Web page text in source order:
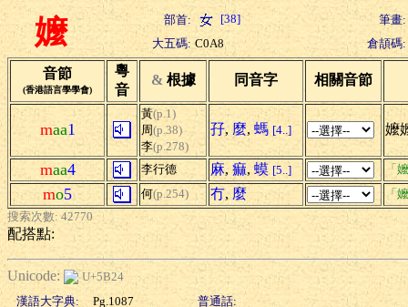
嬤 部首: [38]
筆畫:
大五碼: C0A8 倉頡碼:
音節
(香港語言學學會)
粵
音
& 根據 同音字 相關音節
maa1
黃(p.1)
周(p.38)
李(p.278)
孖, 麼, 螞 [4..] 嬤
maa4 李行德 麻, 痲, 蟆 [5..] 「
mo5 何(p.254) 冇, 麼
「
搜索次數: 42770
配搭點:
Unicode:
U+5B24
漢語大字典:
Pg.1087 普通話: